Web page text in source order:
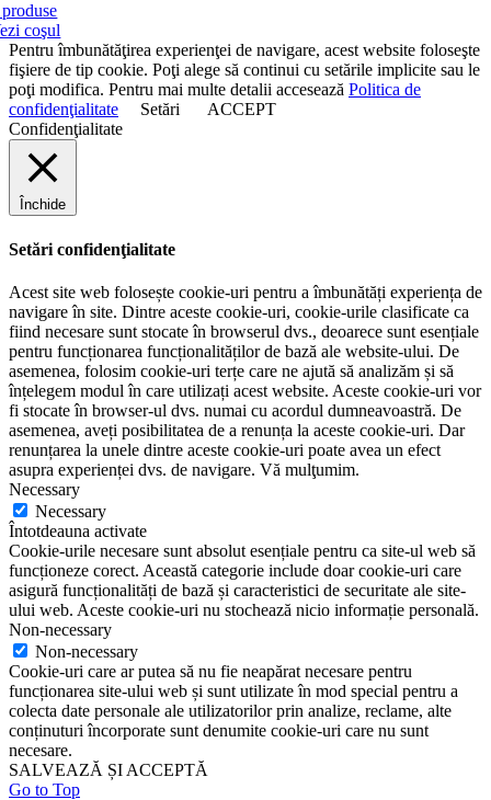
coşul
Pentru îmbunătăţirea experienţei de navigare, acest website foloseşte
fişiere de tip cookie. Poţi alege să continui cu setările implicite sau le
poţi modifica. Pentru mai multe detalii accesează Politica de
confidenţialitate
Setări
ACCEPT
Confidenţialitate
Închide
Setări confidenţialitate
Acest site web folosește cookie-uri pentru a îmbunătăți experiența de
navigare în site. Dintre aceste cookie-uri, cookie-urile clasificate ca
fiind necesare sunt stocate în browserul dvs., deoarece sunt esențiale
pentru funcționarea funcționalităților de bază ale website-ului. De
asemenea, folosim cookie-uri terțe care ne ajută să analizăm și să
înțelegem modul în care utilizați acest website. Aceste cookie-uri vor
fi stocate în browser-ul dvs. numai cu acordul dumneavoastră. De
asemenea, aveți posibilitatea de a renunța la aceste cookie-uri. Dar
renunțarea la unele dintre aceste cookie-uri poate avea un efect
asupra experienței dvs. de navigare. Vă mulţumim.
Necessary
Necessary
Întotdeauna activate
Cookie-urile necesare sunt absolut esențiale pentru ca site-ul web să
funcționeze corect. Această categorie include doar cookie-uri care
asigură funcționalități de bază și caracteristici de securitate ale site-
ului web. Aceste cookie-uri nu stochează nicio informație personală.
Non-necessary
Non-necessary
Cookie-uri care ar putea să nu fie neapărat necesare pentru
funcționarea site-ului web și sunt utilizate în mod special pentru a
colecta date personale ale utilizatorilor prin analize, reclame, alte
conținuturi încorporate sunt denumite cookie-uri care nu sunt
necesare.
SALVEAZĂ ȘI ACCEPTĂ
Go to Top